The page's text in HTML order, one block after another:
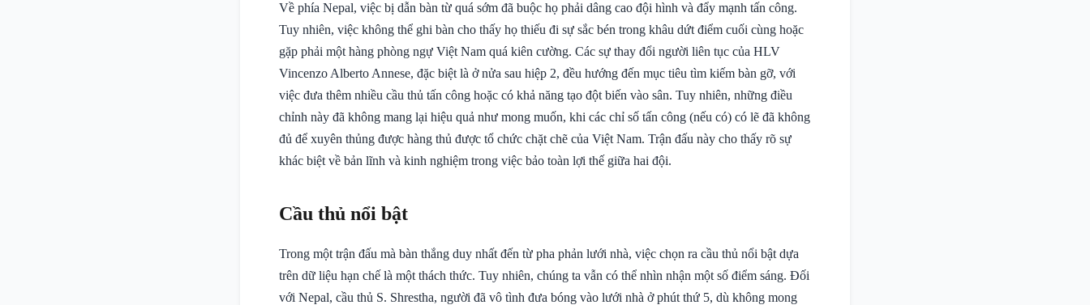
Về phía Nepal, việc bị dẫn bàn từ quá sớm đã buộc họ phải dâng cao đội hình và đẩy mạnh tấn công.
Tuy nhiên, việc không thể ghi bàn cho thấy họ thiếu đi sự sắc bén trong khâu dứt điểm cuối cùng hoặc
gặp phải một hàng phòng ngự Việt Nam quá kiên cường. Các sự thay đổi người liên tục của HLV
Vincenzo Alberto Annese, đặc biệt là ở nửa sau hiệp 2, đều hướng đến mục tiêu tìm kiếm bàn gỡ, với
việc đưa thêm nhiều cầu thủ tấn công hoặc có khả năng tạo đột biến vào sân. Tuy nhiên, những điều
chỉnh này đã không mang lại hiệu quả như mong muốn, khi các chỉ số tấn công (nếu có) có lẽ đã không
đủ để xuyên thủng được hàng thủ được tổ chức chặt chẽ của Việt Nam. Trận đấu này cho thấy rõ sự
khác biệt về bản lĩnh và kinh nghiệm trong việc bảo toàn lợi thế giữa hai đội.
Cầu thủ nổi bật
Trong một trận đấu mà bàn thắng duy nhất đến từ pha phản lưới nhà, việc chọn ra cầu thủ nổi bật dựa
trên dữ liệu hạn chế là một thách thức. Tuy nhiên, chúng ta vẫn có thể nhìn nhận một số điểm sáng. Đối
với Nepal, cầu thủ S. Shrestha, người đã vô tình đưa bóng vào lưới nhà ở phút thứ 5, dù không mong